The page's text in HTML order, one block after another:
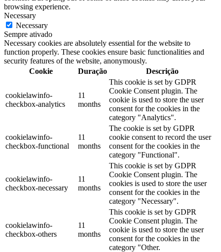
browsing experience.
Necessary
Necessary
Sempre ativado
Necessary cookies are absolutely essential for the website to
function properly. These cookies ensure basic functionalities and
security features of the website, anonymously.
Cookie
Duração Descrição
cookielawinfo-
checkbox-analytics
11
months
This cookie is set by GDPR
Cookie Consent plugin. The
cookie is used to store the user
consent for the cookies in the
category "Analytics".
cookielawinfo-
checkbox-functional
11
months
The cookie is set by GDPR
cookie consent to record the user
consent for the cookies in the
category "Functional".
cookielawinfo-
checkbox-necessary
11
months
This cookie is set by GDPR
Cookie Consent plugin. The
cookies is used to store the user
consent for the cookies in the
category "Necessary".
cookielawinfo-
checkbox-others
11
months
This cookie is set by GDPR
Cookie Consent plugin. The
cookie is used to store the user
consent for the cookies in the
category "Other.